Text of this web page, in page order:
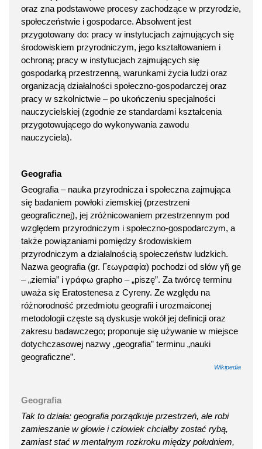
oraz zna podstawowe procesy zachodzące w przyrodzie,
społeczeństwie i gospodarce. Absolwent jest
przygotowany do: pracy w instytucjach zajmujących się
środowiskiem przyrodniczym, jego kształtowaniem i
ochroną; pracy w instytucjach zajmujących się
gospodarką przestrzenną, warunkami życia ludzi oraz
organizacją działalności społeczno-gospodarczej oraz
pracy w szkolnictwie – po ukończeniu specjalności
nauczycielskiej (zgodnie ze standardami kształcenia
przygotowującego do wykonywania zawodu
nauczyciela).
Geografia
Geografia – nauka przyrodnicza i społeczna zajmująca
się badaniem powłoki ziemskiej (przestrzeni
geograficznej), jej zróżnicowaniem przestrzennym pod
względem przyrodniczym i społeczno-gospodarczym, a
także powiązaniami pomiędzy środowiskiem
przyrodniczym a działalnością społeczeństw ludzkich.
Nazwa geografia (gr. Γεωγραφία) pochodzi od słów γῆ ge
– „ziemia” i γράφω grapho – „piszę”. Za twórcę terminu
uważa się Eratostenesa z Cyreny. Ze względu na
różnorodność przedmiotu geografii i urozmaiconej
metodologii częste są dyskusje wokół jej definicji oraz
zakresu badawczego; proponuje się używanie w miejsce
dotychczasowej nazwy „geografia” terminu „nauki
geograficzne”.
Wikipedia
Geografia
Tak to działa: geografia porządkuje przestrzeń, ale robi
zamieszanie w głowie i człowiek chciałby zostać rybą,
zamiast stać w mentalnym rozkroku między południem,